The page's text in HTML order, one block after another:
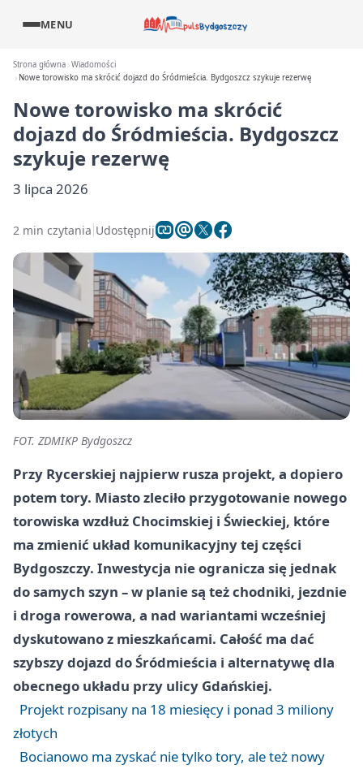
MENU
Strona główna Wiadomości
Nowe torowisko ma skrócić dojazd do Śródmieścia. Bydgoszcz szykuje rezerwę
Nowe torowisko ma skrócić
dojazd do Śródmieścia. Bydgoszcz
szykuje rezerwę
3 lipca 2026
2 min czytania Udostępnij
FOT. ZDMIKP Bydgoszcz
Przy Rycerskiej najpierw rusza projekt, a dopiero
potem tory. Miasto zleciło przygotowanie nowego
torowiska wzdłuż Chocimskiej i Świeckiej, które
ma zmienić układ komunikacyjny tej części
Bydgoszczy. Inwestycja nie ogranicza się jednak
do samych szyn – w planie są też chodniki, jezdnie
i droga rowerowa, a nad wariantami wcześniej
dyskutowano z mieszkańcami. Całość ma dać
szybszy dojazd do Śródmieścia i alternatywę dla
obecnego układu przy ulicy Gdańskiej.
Projekt rozpisany na 18 miesięcy i ponad 3 miliony
złotych
Bocianowo ma zyskać nie tylko tory, ale też nowy